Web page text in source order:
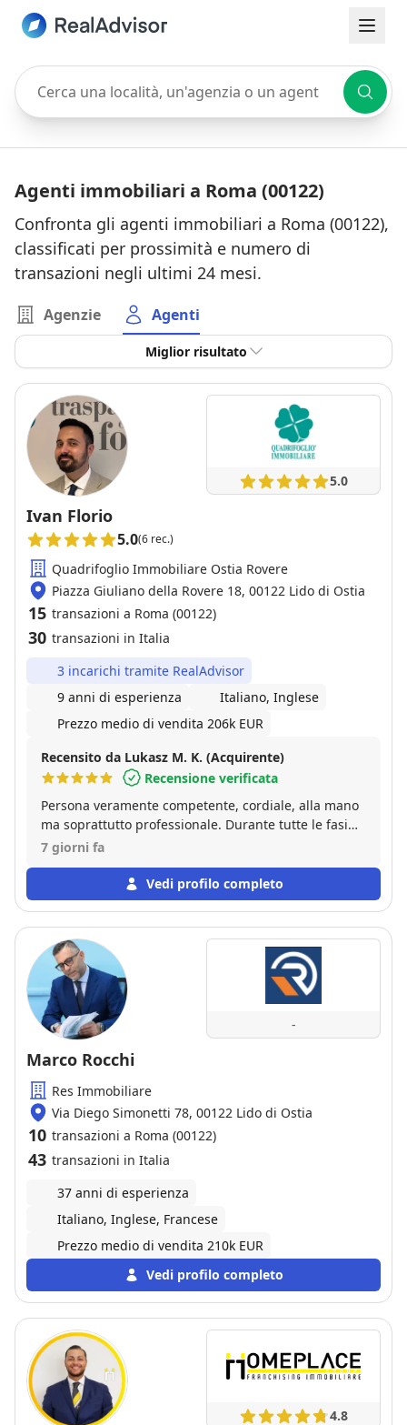
Cerca una località, un'agenzia o un agente
Agenti immobiliari a Roma (00122)
Confronta gli agenti immobiliari a Roma (00122),
classificati per prossimità e numero di
transazioni negli ultimi 24 mesi.
Agenzie Agenti
Miglior risultato
5.0
Ivan Florio
5.0(6 rec.)
Quadrifoglio Immobiliare Ostia Rovere
Piazza Giuliano della Rovere 18, 00122 Lido di Ostia
15 transazioni a Roma (00122)
30 transazioni in Italia
3 incarichi tramite RealAdvisor
9 anni di esperienza
Italiano, Inglese
Prezzo medio di vendita 206k EUR
Recensito da Lukasz M. K. (Acquirente)
Recensione verificata
Persona veramente competente, cordiale, alla mano
ma soprattutto professionale. Durante tutte le fasi
della compravendita ci ha sempre messo a nostro
cosa gli chiedevamo. Ottima esperienza che mi ha
fatto rivalutare in positivo le agenzie immobiliari. Se
mi farei seguire da lui. Grazie di tutto Ivan!
7 giorni fa
Vedi profilo completo
-
Marco Rocchi
Res Immobiliare
Via Diego Simonetti 78, 00122 Lido di Ostia
10 transazioni a Roma (00122)
43 transazioni in Italia
37 anni di esperienza
Italiano, Inglese, Francese
Prezzo medio di vendita 210k EUR
Vedi profilo completo
4.8